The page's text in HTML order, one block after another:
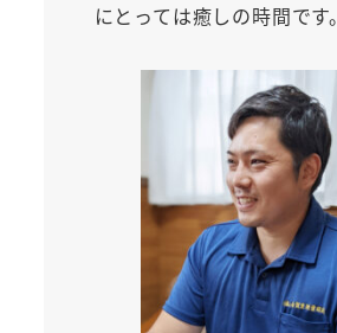
にとっては癒しの時間です。